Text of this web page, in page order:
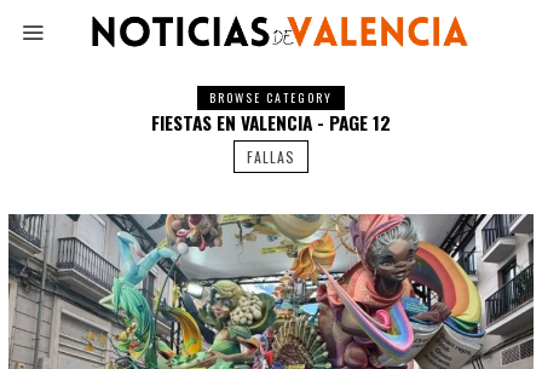
BROWSE CATEGORY
FIESTAS EN VALENCIA - PAGE 12
FALLAS